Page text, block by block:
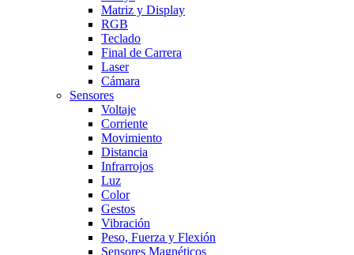
Matriz y Display
RGB
Teclado
Final de Carrera
Laser
Cámara
Sensores
Voltaje
Corriente
Movimiento
Distancia
Infrarrojos
Luz
Color
Gestos
Vibración
Peso, Fuerza y Flexión
Sensores Magnéticos